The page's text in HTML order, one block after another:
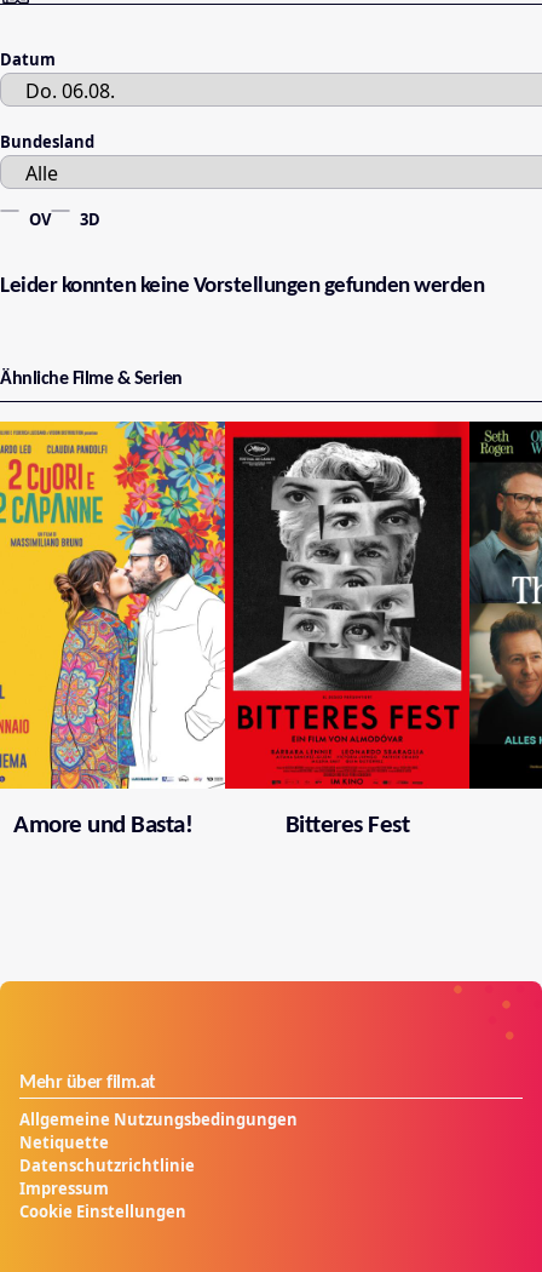
Datum
Bundesland
OV 3D
Leider konnten keine Vorstellungen gefunden werden
Ähnliche Filme & Serien
Amore und Basta! Bitteres Fest
Mehr über film.at
Allgemeine Nutzungsbedingungen
Netiquette
Datenschutzrichtlinie
Impressum
Cookie Einstellungen